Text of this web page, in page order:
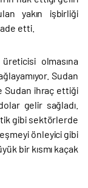
yakın işbirliği
etti.
olmasına
Sudan
Sudan ihraç ettiği
gelir sağladı.
gibi sektörlerde
önleyici gibi
bir kısmı kaçak